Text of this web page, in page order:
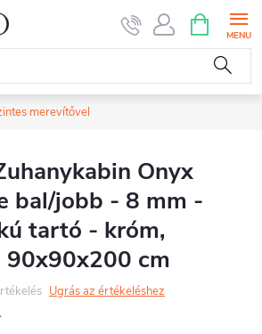
KOSÁR
merevítővel
Onyx
bal/jobb - 8 mm -
tartó - króm,
cm
Ugrás az értékeléshez